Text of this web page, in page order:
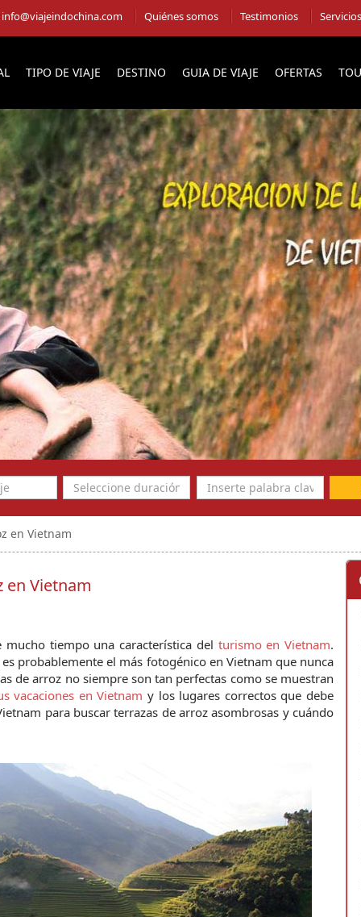
info@viajeindochina.com Quiénes somos Testimonios Servicios
TIPO DE VIAJE DESTINO GUIA DE VIAJE OFERTAS
en Vietnam
en Vietnam
tiempo una característica del turismo en Vietnam.
probablemente el más fotogénico en Vietnam que nunca
de arroz no siempre son tan perfectas como se muestran
vacaciones en Vietnam y los lugares correctos que debe
para buscar terrazas de arroz asombrosas y cuándo